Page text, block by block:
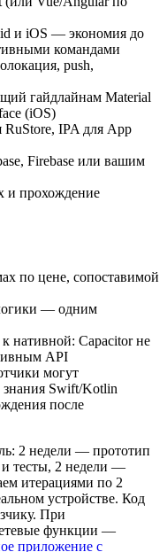
и iOS — экономия до
командами
push,
гайдлайнам Material
(iOS)
IPA для App
Firebase или вашим
и прохождение
по цене, сопоставимой
— одним
нативной: Capacitor не
API
могут
знания Swift/Kotlin
после
2 недели — прототип
и тесты, 2 недели —
итерациями по 2
устройстве. Код
При
функции —
приложение с